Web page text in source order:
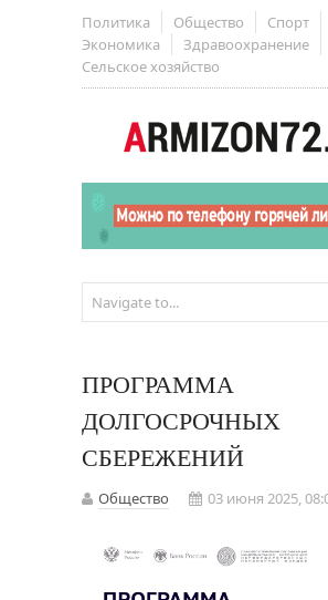
Политика Общество
Спорт
Экономика
Здравоохранение
Сельское хозяйство
ПРОГРАММА
ДОЛГОСРОЧНЫХ
СБЕРЕЖЕНИЙ
Общество 03 июня 2025,